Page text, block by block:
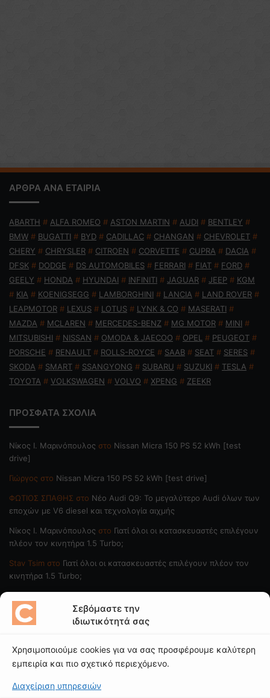
Σεβόμαστε την
ιδιωτικότητά σας
Χρησιμοποιούμε cookies για να σας προσφέρουμε καλύτερη
εμπειρία και πιο σχετικό περιεχόμενο.
Διαχείριση υπηρεσιών
ΑΡΘΡΑ ΑΝΑ ΕΤΑΙΡΙΑ
ABARTH # ALFA ROMEO # ASTON MARTIN # AUDI # BENTLEY #
BMW # BUGATTI # BYD # CADILLAC # CHANGAN # CHEVROLET #
CHERY # CHRYSLER # CITROEN # CORVETTE # CUPRA # DACIA #
DFSK # DODGE # DS AUTOMOBILES # FERRARI # FIAT # FORD #
GEELY # HONDA # HYUNDAI # INFINITI # JAGUAR # JEEP # KGM
# KIA # KOENIGSEGG # LAMBORGHINI # LANCIA # LAND ROVER #
LEAPMOTOR # LEXUS # LOTUS # LYNK & CO # MASERATI #
MAZDA # MCLAREN # MERCEDES-BENZ # MG MOTOR # MINI #
MITSUBISHI # NISSAN # OMODA & JAECOO # OPEL # PEUGEOT #
PORSCHE # RENAULT # ROLLS-ROYCE # SAAB # SEAT # SERES #
SKODA # SMART # SSANGYONG # SUBARU # SUZUKI # TESLA #
TOYOTA # VOLKSWAGEN # VOLVO # XPENG # ZEEKR
ΠΡΟΣΦΑΤΑ ΣΧΟΛΙΑ
Nίκος Ι. Mαρινόπουλος στο Nissan Micra 150 PS 52 kWh [test
drive]
Γιώργος στο Nissan Micra 150 PS 52 kWh [test drive]
ΦΩΤΙΟΣ ΣΠΑΘΗΣ στο Νέο Audi Q9: Το μεγαλύτερο Audi όλων των
εποχών με V6 diesel και τεχνολογία αιχμής
Nίκος Ι. Mαρινόπουλος στο Γιατί όλοι οι κατασκευαστές επιλέγουν
πλέον τον κινητήρα 1.5 Turbo;
Stav Tsim στο Γιατί όλοι οι κατασκευαστές επιλέγουν πλέον τον
κινητήρα 1.5 Turbo;
ΠΟΙΟΙ ΓΡΑΦΟΥΝ
Κώστας Κάκκαβας